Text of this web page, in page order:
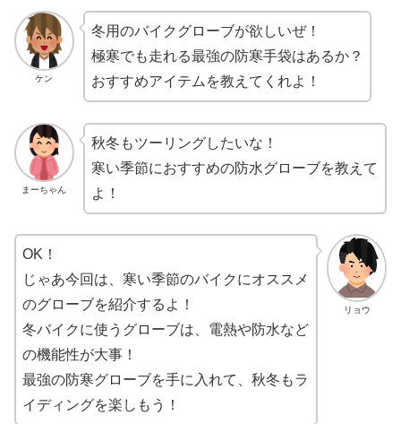
ケン
冬用のバイクグローブが欲しいぜ！
極寒でも走れる最強の防寒手袋はあるか？
おすすめアイテムを教えてくれよ！
まーちゃん
秋冬もツーリングしたいな！
寒い季節におすすめの防水グローブを教えて
よ！
リョウ
OK！
じゃあ今回は、寒い季節のバイクにオススメ
のグローブを紹介するよ！
冬バイクに使うグローブは、電熱や防水など
の機能性が大事！
最強の防寒グローブを手に入れて、秋冬もラ
イディングを楽しもう！